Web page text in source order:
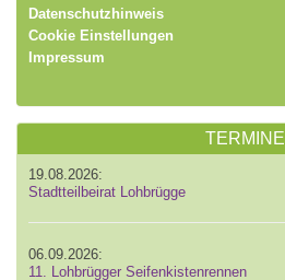
Datenschutzhinweis
Cookie Einstellungen
Impressum
TERMINE
19.08.2026:
Stadtteilbeirat Lohbrügge
06.09.2026:
11. Lohbrügger Seifenkistenrennen